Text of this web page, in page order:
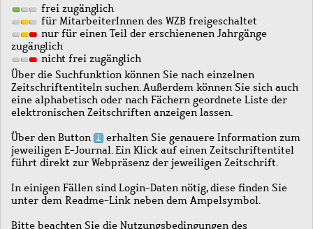
frei zugänglich
für MitarbeiterInnen des WZB freigeschaltet
nur für einen Teil der erschienenen Jahrgänge
zugänglich
nicht frei zugänglich
Über die Suchfunktion können Sie nach einzelnen
Zeitschriftentiteln suchen. Außerdem können Sie sich auch
eine alphabetisch oder nach Fächern geordnete Liste der
elektronischen Zeitschriften anzeigen lassen.
Über den Button
erhalten Sie genauere Information zum
jeweiligen E-Journal. Ein Klick auf einen Zeitschriftentitel
führt direkt zur Webpräsenz der jeweiligen Zeitschrift.
In einigen Fällen sind Login-Daten nötig, diese finden Sie
unter dem Readme-Link neben dem Ampelsymbol.
Bitte beachten Sie die Nutzungsbedingungen des